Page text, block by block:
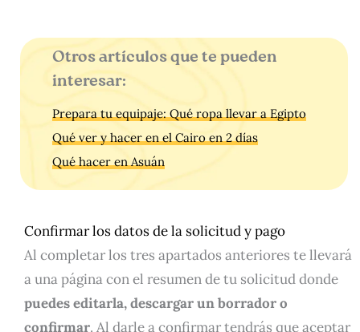
Otros artículos que te pueden
interesar:
Prepara tu equipaje: Qué ropa llevar a Egipto
Qué ver y hacer en el Cairo en 2 días
Qué hacer en Asuán
Confirmar los datos de la solicitud y pago
Al completar los tres apartados anteriores te llevará
a una página con el resumen de tu solicitud donde
puedes editarla, descargar un borrador o
confirmar. Al darle a confirmar tendrás que aceptar